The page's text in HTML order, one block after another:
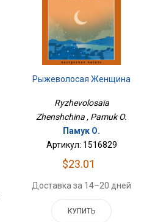
Рыжеволосая Женщина
Ryzhevolosaia
Zhenshchina , Pamuk O.
Памук О.
Артикул: 1516829
$23.01
Доставка за 14–20 дней
КУПИТЬ